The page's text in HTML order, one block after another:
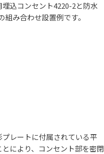
込コンセント4220-2と防水
組み合わせ設置例です。
レートに付属されている平
により、コンセント部を密閉